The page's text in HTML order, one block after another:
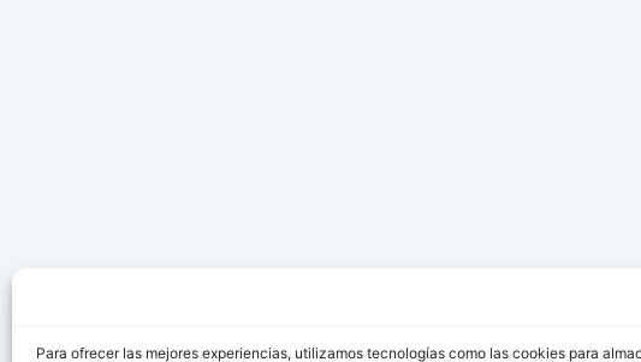
Para ofrecer las mejores experiencias, utilizamos tecnologías como las cookies para